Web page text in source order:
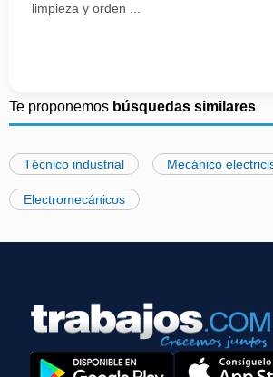
limpieza y orden ...
Te proponemos búsquedas similares
Técnico industrial Mecánico
Electromecánicos